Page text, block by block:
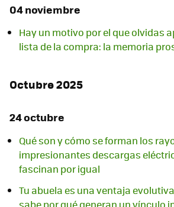
04 noviembre
Hay un motivo por el que olvidas
lista de la compra: la memoria
Octubre 2025
24 octubre
Qué son y cómo se forman los
impresionantes descargas
fascinan por igual
Tu abuela es una ventaja
sabe por qué generan un vínculo